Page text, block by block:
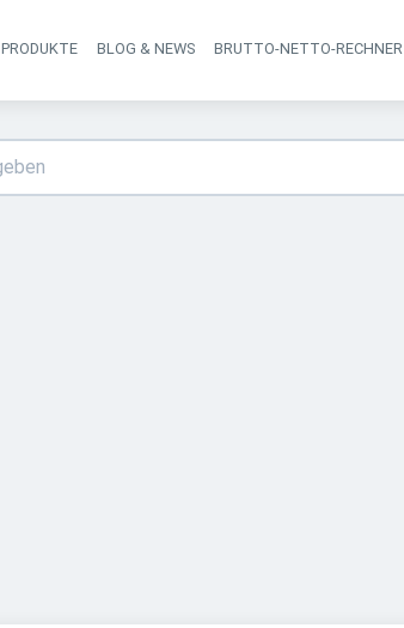
Haupt-Navigation
PRODUKTE BLOG & NEWS BRUTTO-NETTO-RECHNER